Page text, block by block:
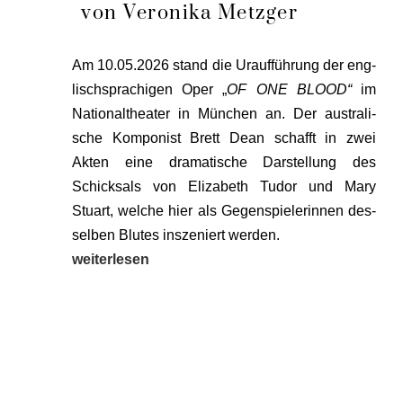
von Veronika Metzger
Am 10.05.2026 stand die Urauf­füh­rung der eng­
lisch­spra­chi­gen Oper „OF ONE BLOOD“ im
Natio­nal­thea­ter in Mün­chen an. Der aus­tra­li­
sche Kom­po­nist Brett Dean schafft in zwei
Akten eine dra­ma­ti­sche Dar­stel­lung des
Schick­sals von Eliza­beth Tudor und Mary
Stuart, wel­che hier als Gegen­spie­le­rin­nen des­
sel­ben Blu­tes insze­niert wer­den.
wei­ter­le­sen